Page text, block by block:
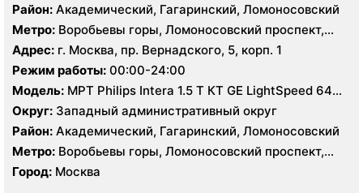
Район: Академический, Гагаринский, Ломоносовский
Метро: Воробьевы горы, Ломоносовский проспект,
Университет
Адрес:
г. Москва, пр. Вернадского, 5, корп. 1
Режим работы: 00:00-24:00
Модель: МРТ Philips Intera 1.5 T КТ GE LightSpeed 64
среза, УЗИ Philips HD15
Округ: Западный административный округ
Район: Академический, Гагаринский, Ломоносовский
Метро: Воробьевы горы, Ломоносовский проспект,
Университет
Город: Москва